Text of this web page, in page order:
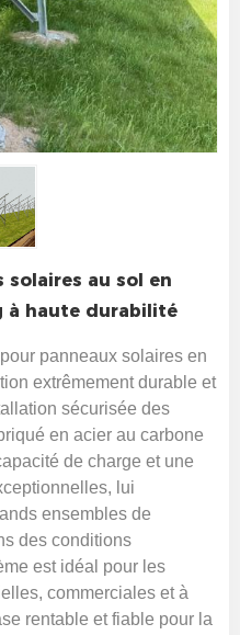
solaires au sol en
à haute durabilité
panneaux solaires en
extrêmement durable et
sécurisée des
en acier au carbone
de charge et une
lui
ensembles de
des conditions
est idéal pour les
commerciales et à
rentable et fiable pour la